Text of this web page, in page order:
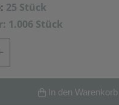
25 Stück
1.006 Stück
In den Warenkorb